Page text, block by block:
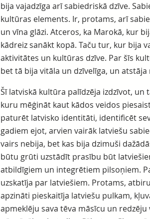
bija vajadzīga arī sabiedriskā dzīve.
kultūras elements. Ir, protams, arī
un vīna glāzi. Atceros, ka Marokā, kur
kādreiz sanākt kopā. Taču tur, kur bija
aktivitātes un kultūras dzīve. Par šīs
bet tā bija vitāla un dzīvelīga, un
Šī latviskā kultūra palīdzēja izdzīvot, un
kuru mēģināt kaut kādos veidos
paturēt latvisko identitāti, identificēt
gadiem ejot, arvien vairāk latviešu
vairs nebija, bet kas bija dzimuši
būtu grūti uzstādīt prasību būt
atbildīgiem un integrētiem pilsoņiem.
uzskatīja par latviešiem. Protams,
apzināti pieskaitīja latviešu pulkam,
apmeklēju sava tēva māsīcu un